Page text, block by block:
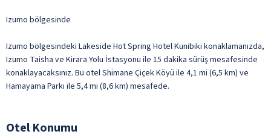
Izumo bölgesinde
Izumo bölgesindeki Lakeside Hot Spring Hotel Kunibiki konaklamanızda,
Izumo Taisha ve Kirara Yolu İstasyonu ile 15 dakika sürüş mesafesinde
konaklayacaksınız. Bu otel Shimane Çiçek Köyü ile 4,1 mi (6,5 km) ve
Hamayama Parkı ile 5,4 mi (8,6 km) mesafede.
Otel Konumu